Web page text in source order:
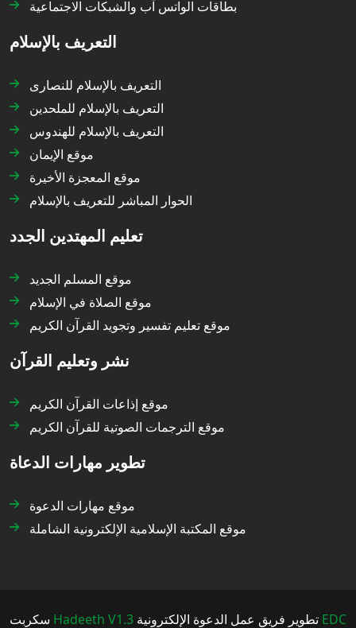
بطاقات الواتس آب والشبكات الاجتماعية
التعريف بالإسلام
التعريف بالإسلام للنصارى
التعريف بالإسلام للملحدين
التعريف بالإسلام للهندوس
موقع الإيمان
موقع المعجزة الأخيرة
الحوار المباشر للتعريف بالإسلام
تعليم المهتدين الجدد
موقع المسلم الجديد
موقع الصلاة في الإسلام
موقع تعليم تفسير وتجويد القرآن الكريم
نشر وتعليم القرآن
موقع إذاعات القرآن الكريم
موقع الترجمات الصوتية للقرآن الكريم
تطوير مهارات الدعاة
موقع مهارات الدعوة
موقع المكتبة الإسلامية الإلكترونية الشاملة
Hadeeth V1.3 EDC